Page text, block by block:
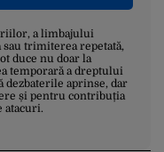
a limbajului
trimiterea repetată,
duce nu doar la
temporară a dreptului
dezbaterile aprinse, dar
și pentru contribuția
atacuri.